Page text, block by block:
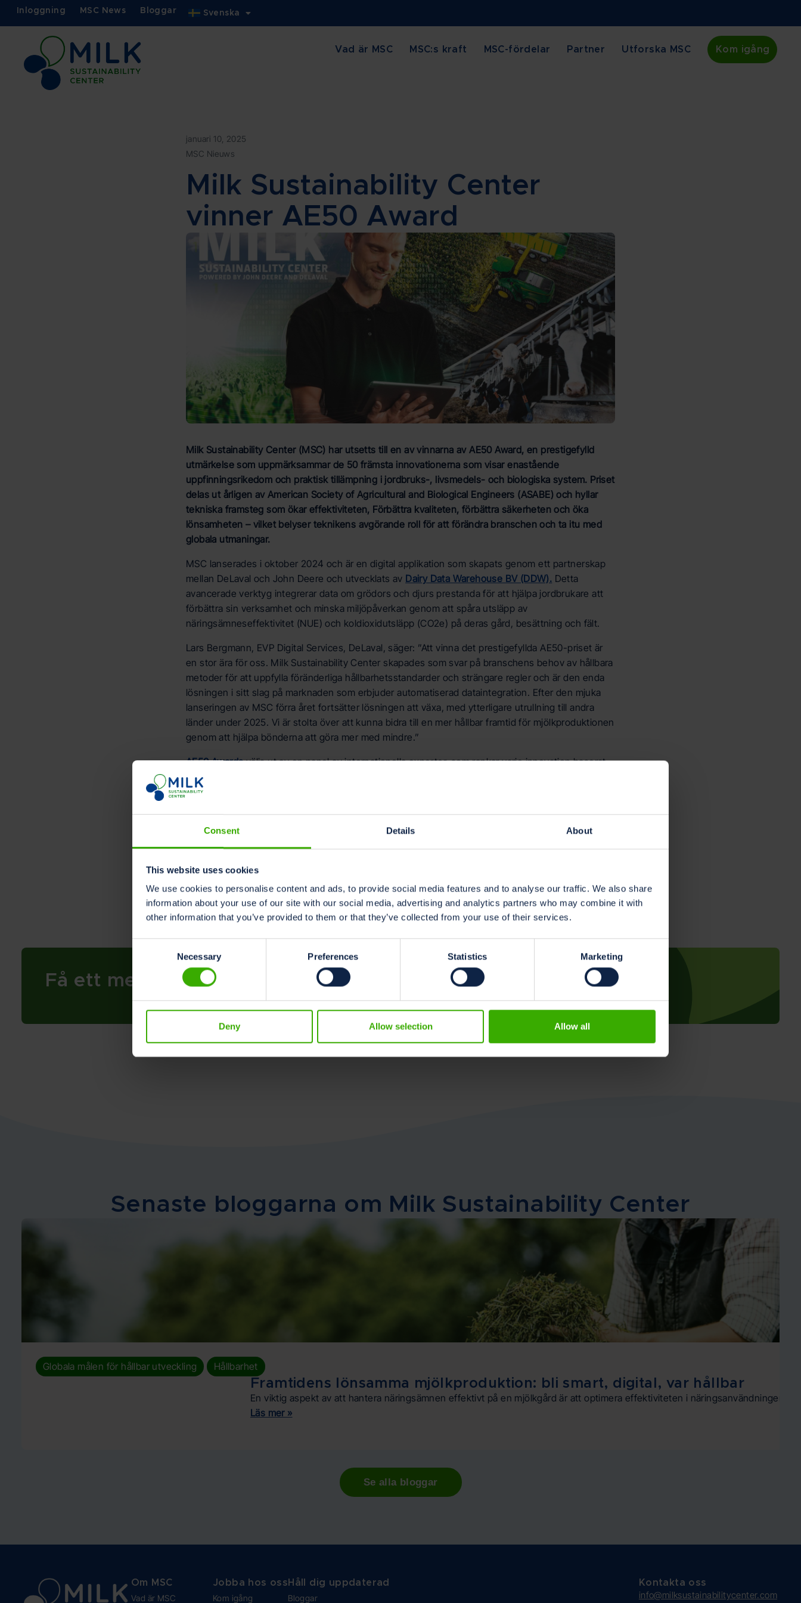
Consent Details About
This website uses cookies
We use cookies to personalise content and ads, to provide social media features and to analyse our traffic. We also share
information about your use of our site with our social media, advertising and analytics partners who may combine it with
other information that you’ve provided to them or that they’ve collected from your use of their services.
Necessary Preferences Statistics Marketing
Deny Allow selection Allow all
Inloggning MSC News Bloggar Svenska
Vad är MSC MSC:s kraft MSC-fördelar Partner Utforska MSC Kom igång
januari 10, 2025
MSC Nieuws
Milk Sustainability Center
vinner AE50 Award
Milk Sustainability Center (MSC) har utsetts till en av vinnarna av AE50 Award, en prestigefylld
utmärkelse som uppmärksammar de 50 främsta innovationerna som visar enastående
uppfinningsrikedom och praktisk tillämpning i jordbruks-, livsmedels- och biologiska system. Priset
delas ut årligen av American Society of Agricultural and Biological Engineers (ASABE) och hyllar
tekniska framsteg som ökar effektiviteten, Förbättra kvaliteten, förbättra säkerheten och öka
lönsamheten – vilket belyser teknikens avgörande roll för att förändra branschen och ta itu med
globala utmaningar.
MSC lanserades i oktober 2024 och är en digital applikation som skapats genom ett partnerskap
mellan DeLaval och John Deere och utvecklats av Dairy Data Warehouse BV (DDW). Detta
avancerade verktyg integrerar data om grödors och djurs prestanda för att hjälpa jordbrukare att
förbättra sin verksamhet och minska miljöpåverkan genom att spåra utsläpp av
näringsämneseffektivitet (NUE) och koldioxidutsläpp (CO2e) på deras gård, besättning och fält.
Lars Bergmann, EVP Digital Services, DeLaval, säger: ”Att vinna det prestigefyllda AE50-priset är
en stor ära för oss. Milk Sustainability Center skapades som svar på branschens behov av hållbara
metoder för att uppfylla föränderliga hållbarhetsstandarder och strängare regler och är den enda
lösningen i sitt slag på marknaden som erbjuder automatiserad dataintegration. Efter den mjuka
lanseringen av MSC förra året fortsätter lösningen att växa, med ytterligare utrullning till andra
länder under 2025. Vi är stolta över att kunna bidra till en mer hållbar framtid för mjölkproduktionen
genom att hjälpa bönderna att göra mer med mindre.”
AE50 Awardsväljs ut av en panel av internationella experter, som rankar varje innovation baserat
på dess kreativitet, tekniska framsteg och marknadspåverkan. 2025 års vinnare har en rad
lösningar från maskiner, system, komponenter, programvara och tjänster som syftar till att göra
Priserna kommer att delas ut vid den virtuella ASABE Agricultural Equipment Technology
Conference den 9-12 februari 2025 i Louisville, Kentucky, USA.
Få ett meddelande när MSC blir tillgängligt Anmäl dig till nyhetsbrevet
Senaste bloggarna om Milk Sustainability Center
Globala målen för hållbar utveckling Hållbarhet
Framtidens lönsamma mjölkproduktion: bli smart, digital, var hållbar
En viktig aspekt av att hantera näringsämnen effektivt på en mjölkgård är att optimera effektiviteten i näringsanvändningen
Läs mer »
Se alla bloggar
Om MSC
Vad är MSC
Jobba hos oss
Kom igång
Håll dig uppdaterad
Bloggar
Kontakta oss
info@milksustainabilitycenter.com